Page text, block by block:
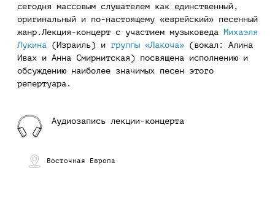
сегодня массовым слушателем как единственный,
оригинальный и по-настоящему «еврейский» песенный
жанр.Лекция-концерт с участием музыковеда Михаэля
Лукина (Израиль) и группы «Лакоча» (вокал: Алина
Ивах и Анна Смирнитская) посвящена исполнению и
обсуждению наиболее значимых песен этого
репертуара.
Аудиозапись лекции-концерта
Восточная Европа